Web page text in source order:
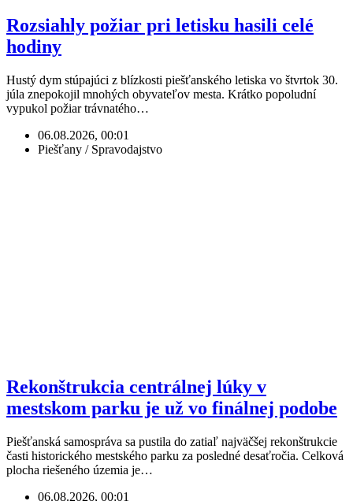
Rozsiahly požiar pri letisku hasili celé
hodiny
Hustý dym stúpajúci z blízkosti piešťanského letiska vo štvrtok 30.
júla znepokojil mnohých obyvateľov mesta. Krátko popoludní
vypukol požiar trávnatého…
06.08.2026, 00:01
Piešťany / Spravodajstvo
Rekonštrukcia centrálnej lúky v
mestskom parku je už vo finálnej podobe
Piešťanská samospráva sa pustila do zatiaľ najväčšej rekonštrukcie
časti historického mestského parku za posledné desaťročia. Celková
plocha riešeného územia je…
06.08.2026, 00:01